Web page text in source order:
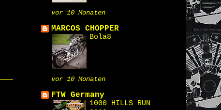
vor 10 Monaten
MARCOS CHOPPER
Bola8
vor 10 Monaten
FTW Germany
1000 HILLS RUN